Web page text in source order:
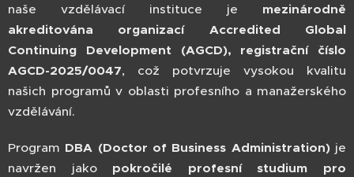
naše vzdělávací instituce je mezinárodně
akreditována organizací Accredited Global
Continuing Development (AGCD), registrační číslo
AGCD-2025/0047, což potvrzuje vysokou kvalitu
našich programů v oblasti profesního a manažerského
vzdělávání.
Program DBA (Doctor of Business Administration) je
navržen jako pokročilé profesní studium pro